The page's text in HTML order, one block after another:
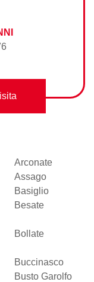
Arconate
Assago
Basiglio
Besate
Bollate
Buccinasco
Busto Garolfo